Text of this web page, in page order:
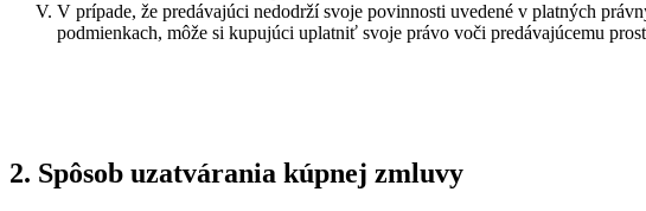
V prípade, že predávajúci nedodrží svoje povinnosti uvedené v platných
podmienkach, môže si kupujúci uplatniť svoje právo voči predávajúcemu
2. Spôsob uzatvárania kúpnej zmluvy